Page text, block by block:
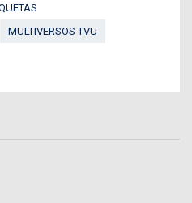
MULTIVERSOS TVU